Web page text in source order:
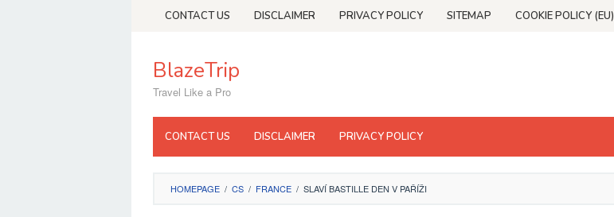
CONTACT US DISCLAIMER PRIVACY POLICY SITEMAP COOKIE POLICY (EU)
BlazeTrip
Travel Like a Pro
CONTACT US DISCLAIMER PRIVACY POLICY
HOMEPAGE / CS / FRANCE / SLAVÍ BASTILLE DEN V PAŘÍŽI